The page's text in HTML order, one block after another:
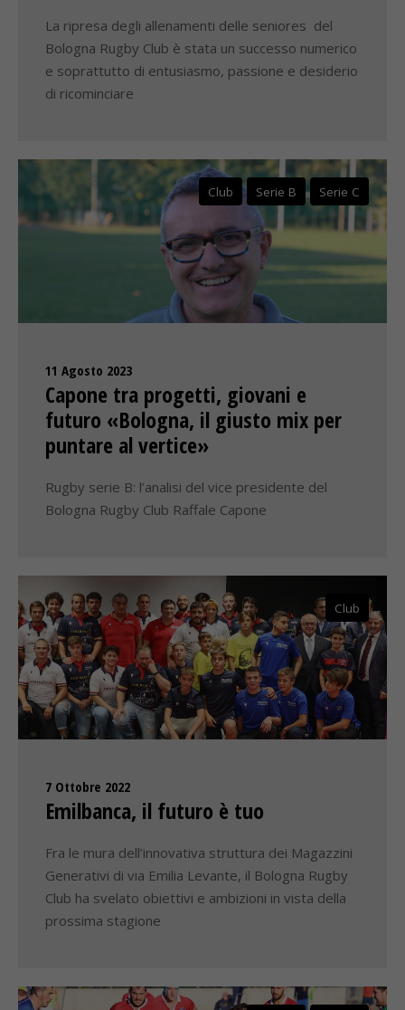
La ripresa degli allenamenti delle seniores del
Bologna Rugby Club è stata un successo numerico
e soprattutto di entusiasmo, passione e desiderio
di ricominciare
Club Serie B Serie C
11 Agosto 2023
Capone tra progetti, giovani e
futuro «Bologna, il giusto mix per
puntare al vertice»
Rugby serie B: l’analisi del vice presidente del
Bologna Rugby Club Raffale Capone
Club
7 Ottobre 2022
Emilbanca, il futuro è tuo
Fra le mura dell’innovativa struttura dei Magazzini
Generativi di via Emilia Levante, il Bologna Rugby
Club ha svelato obiettivi e ambizioni in vista della
prossima stagione